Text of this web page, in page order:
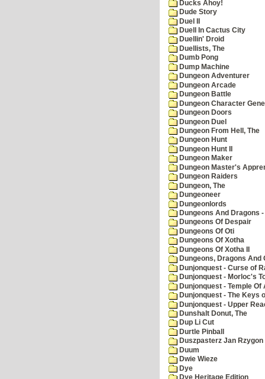
Ducks Ahoy!
Dude Story
Duel II
Duell In Cactus City
Duellin' Droid
Duellists, The
Dumb Pong
Dump Machine
Dungeon Adventurer
Dungeon Arcade
Dungeon Battle
Dungeon Character
Dungeon Doors
Dungeon Duel
Dungeon From Hell, The
Dungeon Hunt
Dungeon Hunt II
Dungeon Maker
Dungeon Master's
Dungeon Raiders
Dungeon, The
Dungeoneer
Dungeonlords
Dungeons And Dragons
Dungeons Of Despair
Dungeons Of Oti
Dungeons Of Xotha
Dungeons Of Xotha II
Dungeons, Dragons And
Dunjonquest - Curse of
Dunjonquest - Morloc's
Dunjonquest - Temple Of
Dunjonquest - The Keys
Dunjonquest - Upper
Dunshalt Donut, The
Dup Li Cut
Durtle Pinball
Duszpasterz Jan Rzygon
Duum
Dwie Wieze
Dye
Dye Heritage Edition